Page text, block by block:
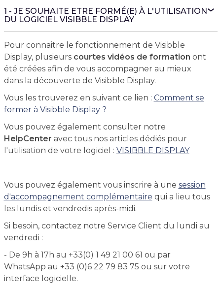
1 - JE SOUHAITE ETRE FORMÉ(E) À L'UTILISATION
DU LOGICIEL VISIBBLE DISPLAY
Pour connaitre le fonctionnement de Visibble
Display, plusieurs courtes vidéos de formation ont
été créées afin de vous accompagner au mieux
dans la découverte de Visibble Display.
Vous les trouverez en suivant ce lien : Comment se
former à Visibble Display ?
Vous pouvez également consulter notre
HelpCenter avec tous nos articles dédiés pour
l'utilisation de votre logiciel : VISIBBLE DISPLAY
Vous pouvez également vous inscrire à une session
d'accompagnement complémentaire qui a lieu tous
les lundis et vendredis après-midi.
Si besoin, contactez notre Service Client du lundi au
vendredi :
- De 9h à 17h au +33(0) 1 49 21 00 61 ou par
WhatsApp au +33 (0)6 22 79 83 75 ou sur votre
interface logicielle.